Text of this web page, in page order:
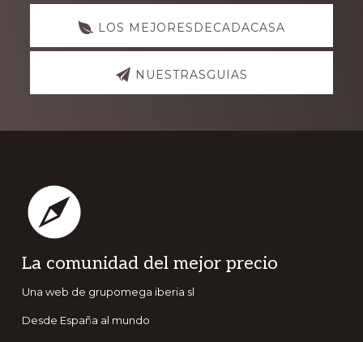
LOS MEJORESDECADACASA
NUESTRASGUIAS
Footer
La comunidad del mejor precio
Una web de grupomega iberia sl
Desde España al mundo